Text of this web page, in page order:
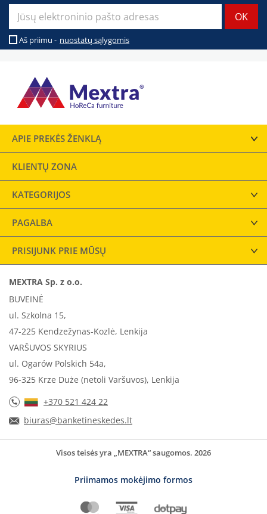
Aš priimu - nuostatų sąlygomis
APIE PREKĖS ŽENKLĄ
KLIENTŲ ZONA
KATEGORIJOS
PAGALBA
PRISIJUNK PRIE MŪSŲ
MEXTRA Sp. z o.o.
BUVEINĖ
ul. Szkolna 15,
47-225 Kendzežynas-Kozlė, Lenkija
VARŠUVOS SKYRIUS
ul. Ogarów Polskich 54a,
96-325 Krze Duże (netoli Varšuvos), Lenkija
+370 521 424 22
biuras@banketineskedes.lt
Visos teisės yra „MEXTRA“ saugomos. 2026
Priimamos mokėjimo formos